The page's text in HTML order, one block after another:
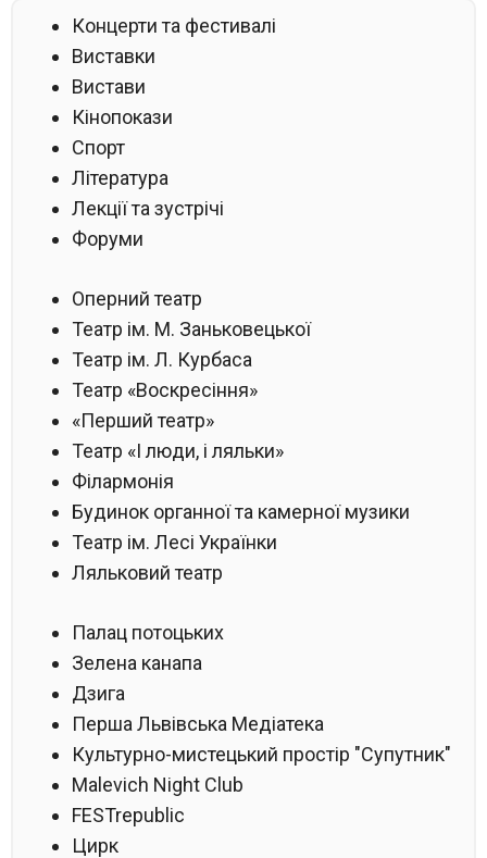
Концерти та фестивалі
Виставки
Вистави
Кінопокази
Спорт
Література
Лекції та зустрічі
Форуми
Оперний театр
Театр ім. М. Заньковецької
Театр ім. Л. Курбаса
Театр «Воскресіння»
«Перший театр»
Театр «І люди, і ляльки»
Філармонія
Будинок органної та камерної музики
Театр ім. Лесі Українки
Ляльковий театр
Палац потоцьких
Зелена канапа
Дзига
Перша Львівська Медіатека
Культурно-мистецький простір "Супутник"
Malevich Night Club
FESTrepublic
Цирк